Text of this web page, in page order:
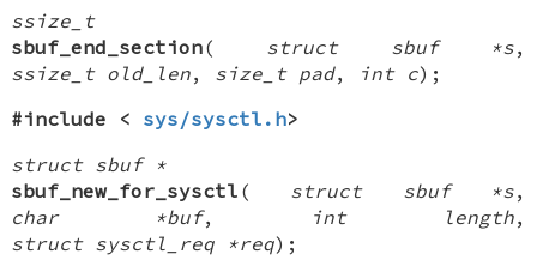
ssize_t
sbuf_end_section( struct sbuf *s,
ssize_t old_len, size_t pad, int c);
#include < sys/sysctl.h>
struct sbuf *
sbuf_new_for_sysctl ( struct sbuf *s,
char *buf, int length,
struct sysctl_req *req);